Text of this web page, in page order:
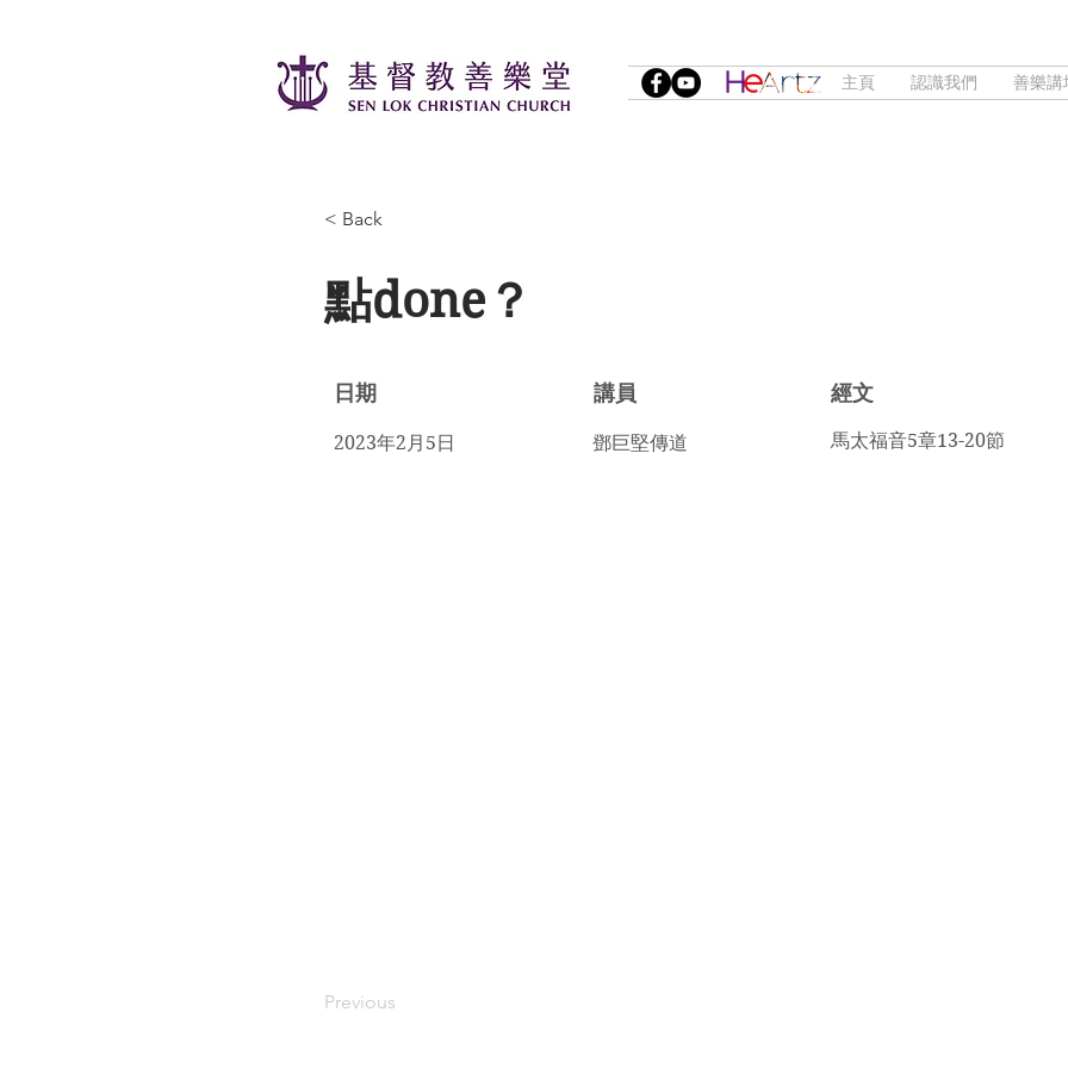
主頁 認識我們 善樂講
< Back
點done？
日期
2023年2月5日
講員
鄧巨堅傳道
​經文
馬太福音5章13-20節
Previous